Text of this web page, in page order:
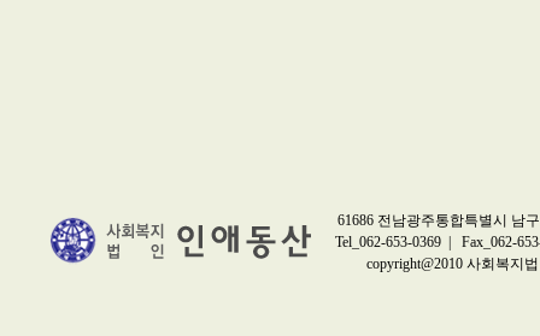
61686 전남광주통합특별시 남
Tel_062-653-0369 | Fax_062-
copyright@2010 사회복지